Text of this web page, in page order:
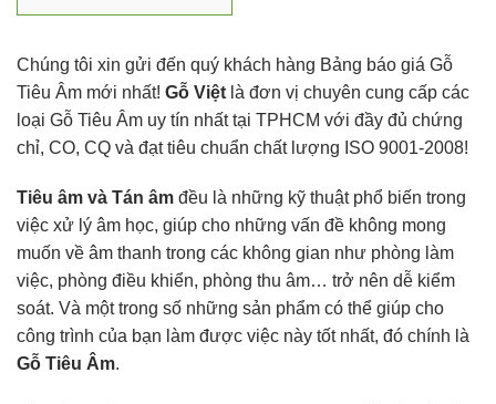
Chúng tôi xin gửi đến quý khách hàng Bảng báo giá Gỗ
Tiêu Âm mới nhất! Gỗ Việt là đơn vị chuyên cung cấp các
loại Gỗ Tiêu Âm uy tín nhất tại TPHCM với đầy đủ chứng
chỉ, CO, CQ và đạt tiêu chuẩn chất lượng ISO 9001-2008!
Tiêu âm và Tán âm đều là những kỹ thuật phổ biến trong
việc xử lý âm học, giúp cho những vấn đề không mong
muốn về âm thanh trong các không gian như phòng làm
việc, phòng điều khiển, phòng thu âm… trở nên dễ kiểm
soát. Và một trong số những sản phẩm có thể giúp cho
công trình của bạn làm được việc này tốt nhất, đó chính là
Gỗ Tiêu Âm.